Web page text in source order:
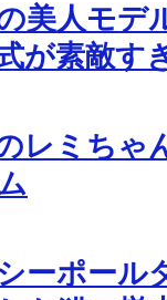
美人モデ
が素敵す
レミちゃ
ーポール